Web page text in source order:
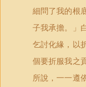
細問了我的根
子我承擔。」
乞討化緣，以
個要折服我之
所說，一一遵